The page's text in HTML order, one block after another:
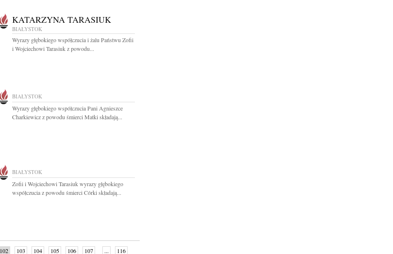
KATARZYNA TARASIUK
BIAŁYSTOK
Wyrazy głębokiego współczucia i żalu Państwu Zofii
i Wojciechowi Tarasiuk z powodu...
BIAŁYSTOK
Wyrazy głębokiego współczucia Pani Agnieszce
Charkiewicz z powodu śmierci Matki składają...
BIAŁYSTOK
Zofii i Wojciechowi Tarasiuk wyrazy głębokiego
współczucia z powodu śmierci Córki składają...
102 103 104 105 106 107 ... 116